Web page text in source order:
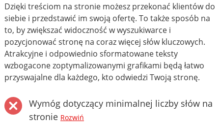
Dzięki treściom na stronie możesz przekonać klientów do
siebie i przedstawić im swoją ofertę. To także sposób na
to, by zwiększać widoczność w wyszukiwarce i
pozycjonować stronę na coraz więcej słów kluczowych.
Atrakcyjne i odpowiednio sformatowane teksty
wzbogacone zoptymalizowanymi grafikami będą łatwo
przyswajalne dla każdego, kto odwiedzi Twoją stronę.
Wymóg dotyczący minimalnej liczby słów na
stronie Rozwiń